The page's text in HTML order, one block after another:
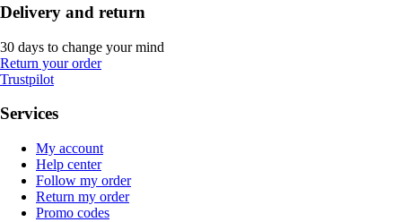
Delivery and return
30 days to change your mind
Return your order
Trustpilot
Services
My account
Help center
Follow my order
Return my order
Promo codes